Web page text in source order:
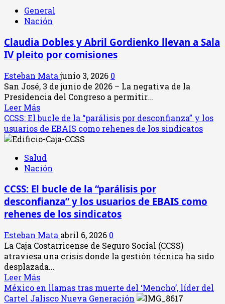
plan
de
fiscal
ante
del
FMI:
Riesgo
de
congelamiento
salarial
y
sociales
General
Nación
Claudia Dobles y Abril Gordienko llevan a Sala
IV pleito por comisiones
Esteban Matajunio 3, 2026 0
San José, 3 de junio de 2026 – La negativa de la
Presidencia del Congreso a permitir...
Leer MásLeer
más
acerca
de
Dobles
y
Gordienko
llevan
a
IV
pleito
por
comisiones
CCSS: El bucle de la “parálisis por desconfianza” y los
usuarios de EBAIS como rehenes de los sindicatos
Salud
Nación
CCSS: El bucle de la “parálisis por
desconfianza” y los usuarios de EBAIS como
rehenes de los sindicatos
Esteban Mata abril 6, 2026 0
La Caja Costarricense de Seguro Social (CCSS)
atraviesa una crisis donde la gestión técnica ha sido
desplazada...
Leer MásLeer
más
acerca
México en llamas tras muerte del ‘Mencho’, líder del
Cartel Jalisco Nueva Generación